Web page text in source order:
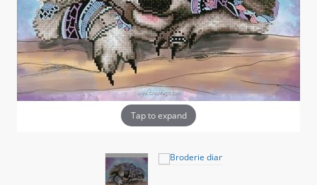
Tap to expand